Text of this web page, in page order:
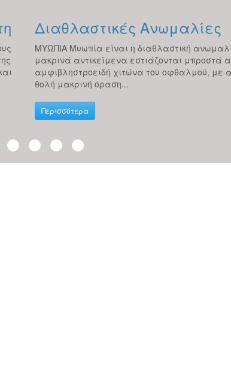
Διαθλαστικές Ανωμαλίες
ΜΥΩΠΙΑ Μυωπία είναι η διαθλαστική
μακρινά αντικείμενα εστιάζονται μπροστά
αμφιβληστροειδή χιτώνα του οφθαλμού, με
θολή μακρινή όραση...
Περισσότερα